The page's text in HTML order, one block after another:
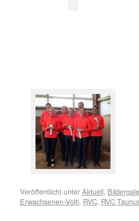
Veröffentlicht unterAktuell,
Erwachsenen-Volti, RVC, RVC